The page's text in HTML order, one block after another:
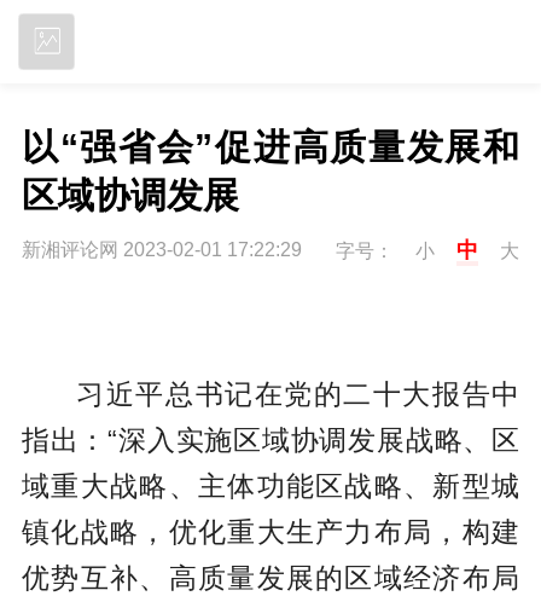
以“强省会”促进高质量发展和
区域协调发展
新湘评论网 2023-02-01 17:22:29 字号： 小 中 大
习近平总书记在党的二十大报告中
指出：“深入实施区域协调发展战略、区
域重大战略、主体功能区战略、新型城
镇化战略，优化重大生产力布局，构建
优势互补、高质量发展的区域经济布局